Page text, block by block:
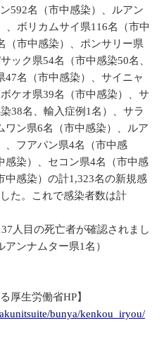
592名（市中感染）、ルアン
、ボリカムサイ県116名（市中
（市中感染）、ポンサリー県
ック県54名（市中感染50名、
名（市中感染）、サイニャ
ケオ県39名（市中感染）、サ
38名、輸入症例1名）、サラ
ワン県6名（市中感染）、ルア
、フアパン県4名（市中感
感染）、セコン県4名（市中感
中感染）の計1,323名の新規感
た。これで感染者数は計
人目の死亡者が確認されまし
ンナムター県1名）
厚生労働省HP】
bunya/kenkou_iryou/